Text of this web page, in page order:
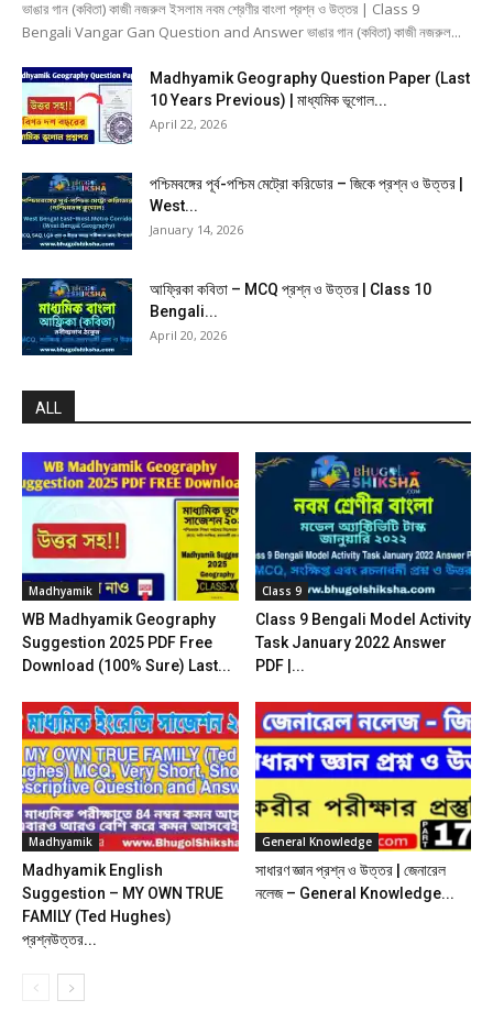
ভাঙার গান (কবিতা) কাজী নজরুল ইসলাম নবম শ্রেণীর বাংলা প্রশ্ন ও উত্তর | Class 9
Bengali Vangar Gan Question and Answer ভাঙার গান (কবিতা) কাজী নজরুল...
Madhyamik Geography Question Paper (Last
10 Years Previous) | মাধ্যমিক ভূগোল...
April 22, 2026
পশ্চিমবঙ্গের পূর্ব-পশ্চিম মেট্রো করিডোর – জিকে প্রশ্ন ও উত্তর |
West...
January 14, 2026
আফ্রিকা কবিতা – MCQ প্রশ্ন ও উত্তর | Class 10
Bengali...
April 20, 2026
ALL
Madhyamik
WB Madhyamik Geography
Suggestion 2025 PDF Free
Download (100% Sure) Last...
Class 9
Class 9 Bengali Model Activity
Task January 2022 Answer
PDF |...
Madhyamik
Madhyamik English
Suggestion – MY OWN TRUE
FAMILY (Ted Hughes)
প্রশ্নউত্তর...
General Knowledge
সাধারণ জ্ঞান প্রশ্ন ও উত্তর | জেনারেল
নলেজ – General Knowledge...